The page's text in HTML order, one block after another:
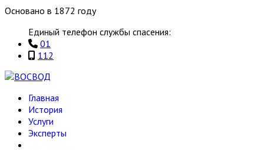
Основано в 1872 году
Единый телефон службы спасения:
01
112
Главная
История
Услуги
Эксперты